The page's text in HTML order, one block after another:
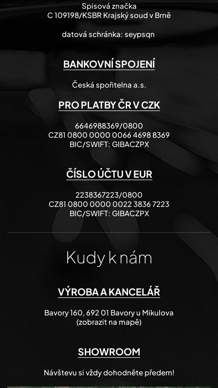
Spisová značka
C 109198/KSBR Krajský soud v Brně
datová schránka: seypsqn
BANKOVNÍ SPOJENÍ
Česká spořitelna a.s.
PRO PLATBY ČR V CZK
6646988369/0800
CZ81 0800 0000 0066 4698 8369
BIC/SWIFT: GIBACZPX
ČÍSLO ÚČTU V EUR
2238367223/0800
CZ81 0800 0000 0022 3836 7223
BIC/SWIFT: GIBACZPX
Kudy k nám
VÝROBA A KANCELÁŘ
Bavory 160, 692 01 Bavory u Mikulova
(zobrazit na mapě)
SHOWROOM
Návštevu si vždy dohodněte předem!